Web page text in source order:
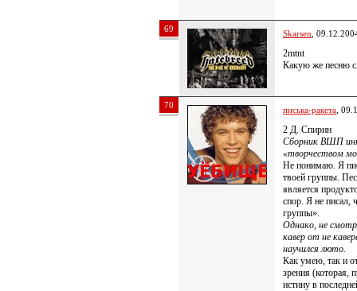
69 Skarsen ,
2mtnt
Какую же песню
70 писька-ракета ,
2 Д. Спирин
Сборник ВШП
«творчеством
Не понимаю. Я
твоей группы.
является
спор. Я не писал,
группы».
Однако, не
кавер от не
научился люто.
Как умею, так и
зрения (которая,
истину в